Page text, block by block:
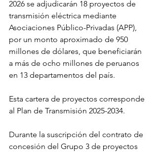
2026 se adjudicarán 18 proyectos de
transmisión eléctrica mediante
Asociaciones Público-Privadas (APP),
por un monto aproximado de 950
millones de dólares, que beneficiarán
a más de ocho millones de peruanos
en 13 departamentos del país.
Esta cartera de proyectos corresponde
al Plan de Transmisión 2025-2034.
Durante la suscripción del contrato de
concesión del Grupo 3 de proyectos